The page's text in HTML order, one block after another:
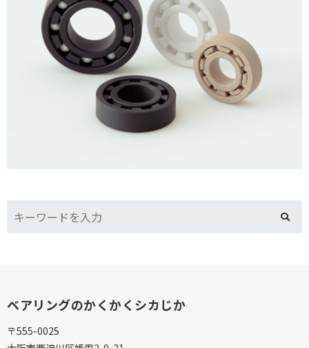
ベアリングのかくかくシカじか
〒555-0025